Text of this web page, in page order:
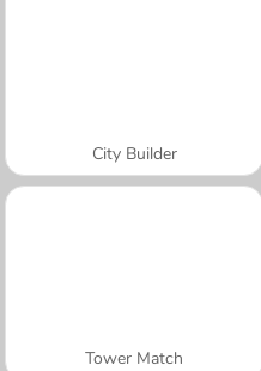
City Builder
Tower Match